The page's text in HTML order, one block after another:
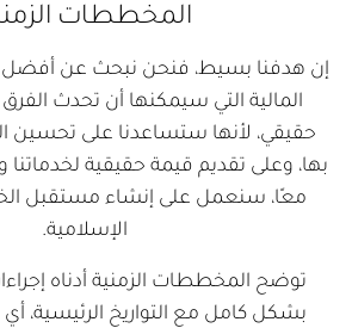
المخططات
إن هدفنا بسيط، فنحن نبحث عن أفضل
المالية التي سيمكنها أن تحدث
حقيقي، لأنها ستساعدنا على تحسين
بها، وعلى تقديم قيمة حقيقية لخدماتنا
معًا، سنعمل على إنشاء مستقبل
الإسلامية.
توضح المخططات الزمنية أدناه
بشكل كامل مع التواريخ الرئيسية،